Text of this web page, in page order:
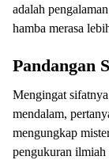
adalah
hamba merasa
Pandangan
Mengingat
mendalam,
mengungkap
pengukuran ilmiah